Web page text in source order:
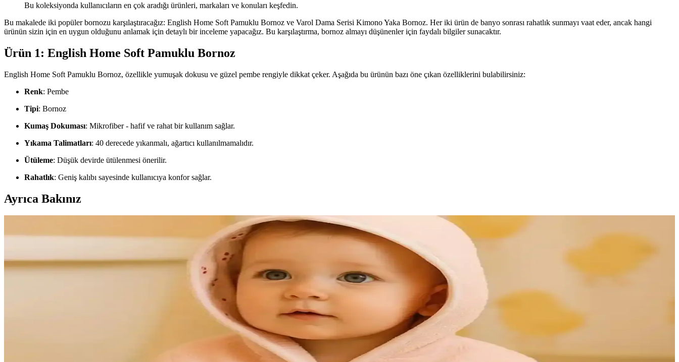
Bu koleksiyonda kullanıcıların en çok aradığı ürünleri, markaları ve konuları keşfedin.
Bu makalede iki popüler bornozu karşılaştıracağız: English Home Soft Pamuklu Bornoz ve Varol Dama Serisi Kimono Yaka Bornoz. Her iki ürün de banyo sonrası rahatlık sunmayı vaat eder, ancak hangi
ürünün sizin için en uygun olduğunu anlamak için detaylı bir inceleme yapacağız. Bu karşılaştırma, bornoz almayı düşünenler için faydalı bilgiler sunacaktır.
Ürün 1: English Home Soft Pamuklu Bornoz
English Home Soft Pamuklu Bornoz, özellikle yumuşak dokusu ve güzel pembe rengiyle dikkat çeker. Aşağıda bu ürünün bazı öne çıkan özelliklerini bulabilirsiniz:
Renk: Pembe
Tipi: Bornoz
Kumaş Dokuması: Mikrofiber - hafif ve rahat bir kullanım sağlar.
Yıkama Talimatları: 40 derecede yıkanmalı, ağartıcı kullanılmamalıdır.
Ütüleme: Düşük devirde ütülenmesi önerilir.
Rahatlık: Geniş kalıbı sayesinde kullanıcıya konfor sağlar.
Ayrıca Bakınız
Soley Bornoz ve Varol Dama Serisi Şal Yaka Pike Bornoz Karşılaştırması
İki yüksek kaliteli pamuk bornoz modeli, malzeme, kullanım rahatlığı ve dayanıklılık açısından karşılaştırıldı. Hangi modelin ihtiyaçlarınıza uygun olduğunu öğrenin.
Kadın Bornoz Tasarımlarında Estetik ve Fonksiyonelliğin Birlikteliği
Kadın bornozları, şıklık ve rahatlığı bir arada sunan modern tasarımlarla öne çıkıyor. Malzeme çeşitleri ve detaylar, kullanımı ve estetiği artırıyor, günlük yaşamda vazgeçilmez oluyor.
Bambu Bebek Bornoz Setleri ile Konfor ve Estetiğin Mükemmel Buluşması
Bambu bebek bornoz setleri, yumuşak dokusu, yüksek emiciliği ve doğal malzemeleriyle bebeklerin konforunu artırırken, dekorasyona doğal ve şık bir dokunuş katıyor.
Bebek Odası Dekorasyonunda Şık ve İşlevsel Bebek Bornozları Seçimi Rehberi